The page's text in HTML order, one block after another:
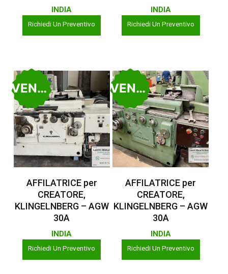
INDIA
Richiedi Un Preventivo
INDIA
Richiedi Un Preventivo
VENDUTO
AFFILATRICE per
CREATORE,
KLINGELNBERG – AGW
30A
INDIA
Richiedi Un Preventivo
VENDUTO
AFFILATRICE per
CREATORE,
KLINGELNBERG – AGW
30A
INDIA
Richiedi Un Preventivo